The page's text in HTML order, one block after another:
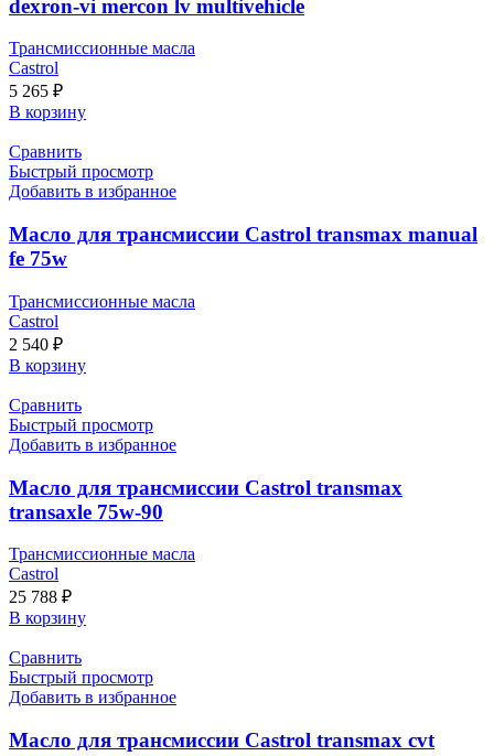
dexron-vi mercon lv multivehicle
Трансмиссионные масла
Castrol
5 265 ₽
В корзину
Сравнить
Быстрый просмотр
Добавить в избранное
Масло для трансмиссии Castrol transmax manual
fe 75w
Трансмиссионные масла
Castrol
2 540 ₽
В корзину
Сравнить
Быстрый просмотр
Добавить в избранное
Масло для трансмиссии Castrol transmax
transaxle 75w-90
Трансмиссионные масла
Castrol
25 788 ₽
В корзину
Сравнить
Быстрый просмотр
Добавить в избранное
Масло для трансмиссии Castrol transmax cvt